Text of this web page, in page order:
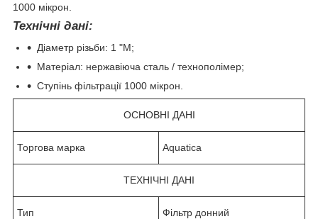
1000 мікрон.
Технічні дані:
Діаметр різьби: 1 "М;
Матеріал: нержавіюча сталь / технополімер;
Ступінь фільтрації 1000 мікрон.
ОСНОВНІ ДАНІ
Торгова марка Aquatica
ТЕХНІЧНІ ДАНІ
Тип Фільтр донний